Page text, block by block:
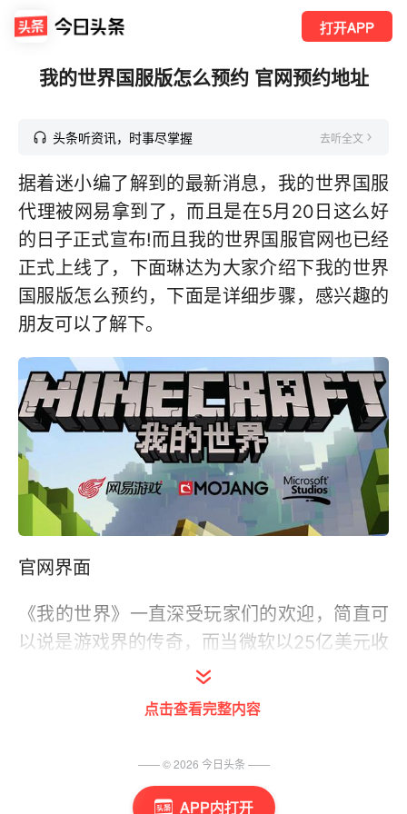
打开APP
APP内打开
我的世界国服版怎么预约 官网预约地址
头条听资讯，时事尽掌握 去听全文
据着迷小编了解到的最新消息，我的世界国服
代理被网易拿到了，而且是在5月20日这么好
的日子正式宣布!而且我的世界国服官网也已经
正式上线了，下面琳达为大家介绍下我的世界
国服版怎么预约，下面是详细步骤，感兴趣的
朋友可以了解下。
官网界面
《我的世界》一直深受玩家们的欢迎，简直可
以说是游戏界的传奇，而当微软以25亿美元收
购Mojang的《我的世界》的时候，全世界都
很惊讶，但是又很为这款自由度超级高的沙盒
如今该作被网易代理，面对这么经典的游戏，
怎么可以不预约呢!
点击查看完整内容
—— ©2026 今日头条 ——